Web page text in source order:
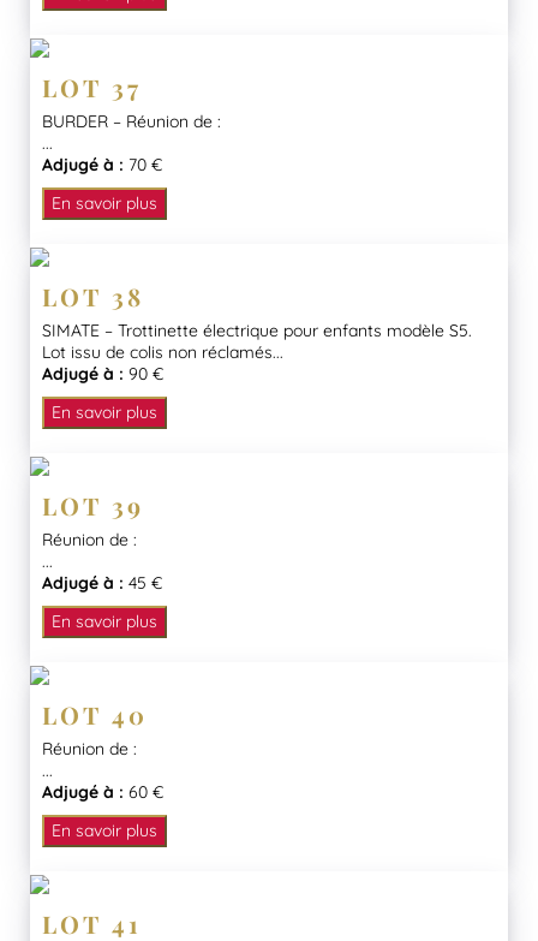
LOT 37
BURDER – Réunion de :
...
Adjugé à : 70 €
En savoir plus
LOT 38
SIMATE – Trottinette électrique pour enfants modèle S5.
Lot issu de colis non réclamés...
Adjugé à : 90 €
En savoir plus
LOT 39
Réunion de :
...
Adjugé à : 45 €
En savoir plus
LOT 40
Réunion de :
...
Adjugé à : 60 €
En savoir plus
LOT 41